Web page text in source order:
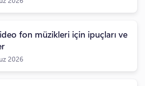
fon müzikleri için ipuçları ve
2026